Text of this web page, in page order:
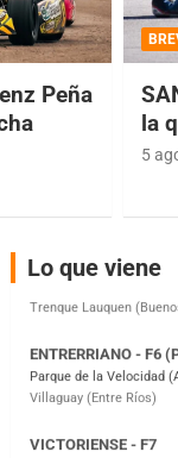
Peña
la
5
Lo que viene
COBERTURA
08/09-AGO
Ramiro Tot (Asfalto)
Baradero (Buenos Aires)
ENTRERRIANO - F6
Parque de la Velocidad
Villaguay (Entre Ríos)
VICTORIENSE - F7
El Cerro (Tierra)
Victoria (Entre Ríos)
PATAGONICO - F6